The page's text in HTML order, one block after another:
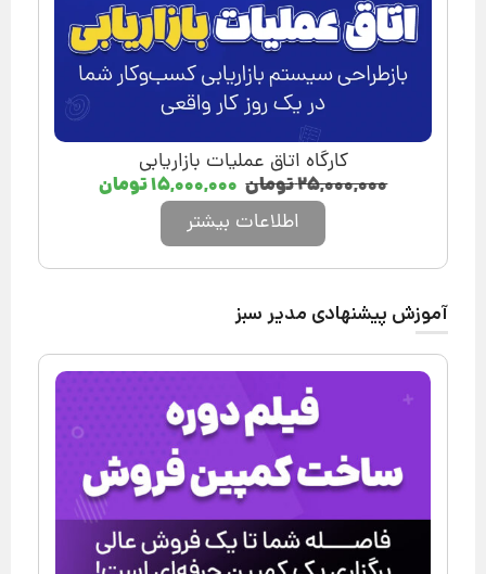
کارگاه اتاق عملیات بازاریابی
۲۵,۰۰۰,۰۰۰تومان ۱۵,۰۰۰,۰۰۰تومان
اطلاعات بیشتر
آموزش پیشنهادی مدیر سبز